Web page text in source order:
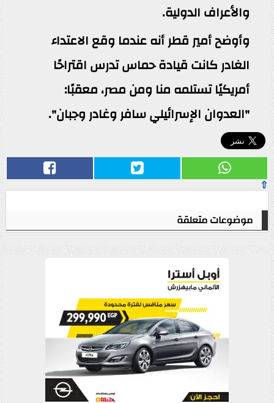
والأعراف الدولية.
وأوضح أمير قطر أنه عندما وقع الاعتداء
الغادر كانت قيادة حماس تدرس اقتراحًا
أمريكيًا تستلمه منا ومن مصر، معقبًا:
"العدوان الإسرائيلي سافر وغادر وجبان".
⇧
موضوعات متعلقة